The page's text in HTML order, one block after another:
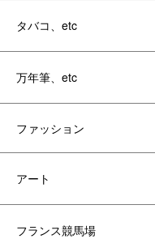
タバコ、etc
万年筆、etc
ファッション
アート
フランス競馬場